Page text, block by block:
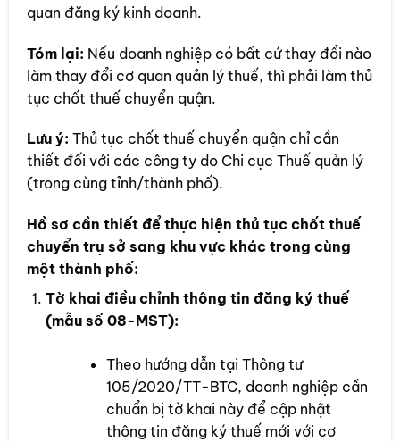
quan đăng ký kinh doanh.
Tóm lại: Nếu doanh nghiệp có bất cứ thay đổi nào
làm thay đổi cơ quan quản lý thuế, thì phải làm thủ
tục chốt thuế chuyển quận.
Lưu ý: Thủ tục chốt thuế chuyển quận chỉ cần
thiết đối với các công ty do Chi cục Thuế quản lý
(trong cùng tỉnh/thành phố).
Hồ sơ cần thiết để thực hiện thủ tục chốt thuế
chuyển trụ sở sang khu vực khác trong cùng
một thành phố:
Tờ khai điều chỉnh thông tin đăng ký thuế
(mẫu số 08-MST):
Theo hướng dẫn tại Thông tư
105/2020/TT-BTC, doanh nghiệp cần
chuẩn bị tờ khai này để cập nhật
thông tin đăng ký thuế mới với cơ